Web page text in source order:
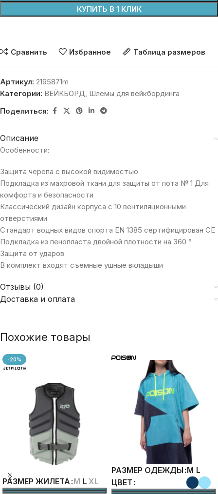
КУПИТЬ В 1 КЛИК
Сравнить Избранное Таблица размеров
Артикул: 2195871m
Категории: ВЕЙКБОРД, Шлемы для вейкбординга
Поделиться:
Описание
Особенности:
Защита черепа с высокой видимостью
Подкладка из махровой ткани для защиты от пота № 1 Для
комфорта и безопасности
Классический дизайн корпуса с 10 вентиляционными
отверстиями
Стандарт водных видов спорта EN 1385 сертифицирован CE
Подкладка из пенопласта двойной плотности на 360 °
Защита от ударов
В комплект входят съемные ушные вкладыши
Отзывы (0)
Доставка и оплата
Похожие товары
-20%
РАЗМЕР ЖИЛЕТА M L XL
РАЗМЕР ОДЕЖДЫ M L
ЦВЕТ